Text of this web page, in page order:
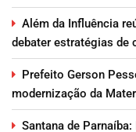
Além da Influência
debater estratégias de
Prefeito Gerson
modernização da
Santana de